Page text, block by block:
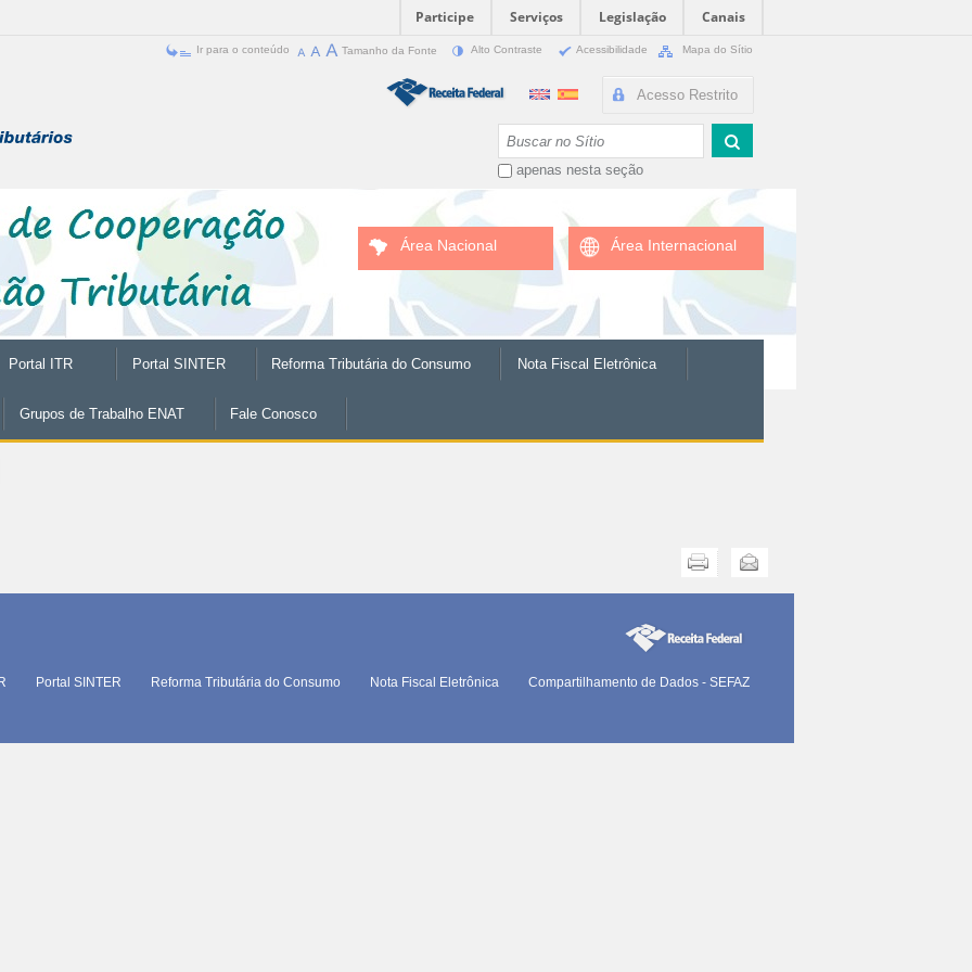
Participe Serviços Legislação
Canais
Ir para o conteúdo Tamanho da Fonte Alto Contraste Acessibilidade Mapa do Sítio
Acesso Restrito
apenas nesta seção
Área Nacional Área Internacional
Portal ITR Portal SINTER Reforma Tributária do Consumo Nota Fiscal Eletrônica
Grupos de Trabalho ENAT Fale Conosco
Enviar
Portal SINTER Reforma Tributária do Consumo Nota Fiscal Eletrônica
Compartilhamento de Dados - SEFAZ